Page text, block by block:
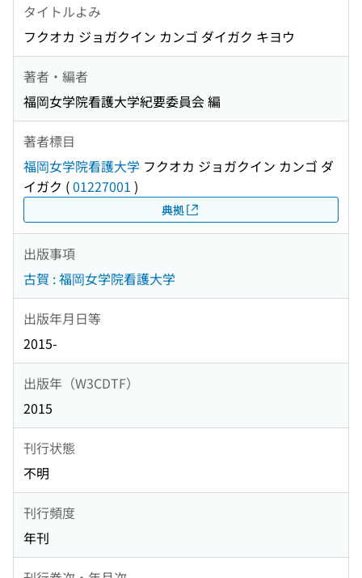
タイトルよみ
フクオカ ジョガクイン カンゴ ダイガク キヨウ
著者・編者
福岡女学院看護大学紀要委員会 編
著者標目
福岡女学院看護大学 フクオカ ジョガクイン カンゴ ダ
イガク (01227001 )
典拠
出版事項
古賀 : 福岡女学院看護大学
出版年月日等
2015-
出版年（W3CDTF）
2015
刊行状態
不明
刊行頻度
年刊